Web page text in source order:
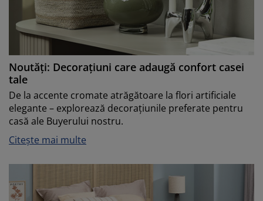
Noutăți: Decorațiuni care adaugă confort casei
tale
De la accente cromate atrăgătoare la flori artificiale
elegante – explorează decorațiunile preferate pentru
casă ale Buyerului nostru.
Citește mai multe